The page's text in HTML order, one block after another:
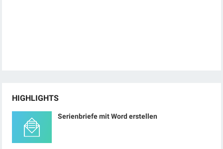
HIGHLIGHTS
Serienbriefe mit Word erstellen